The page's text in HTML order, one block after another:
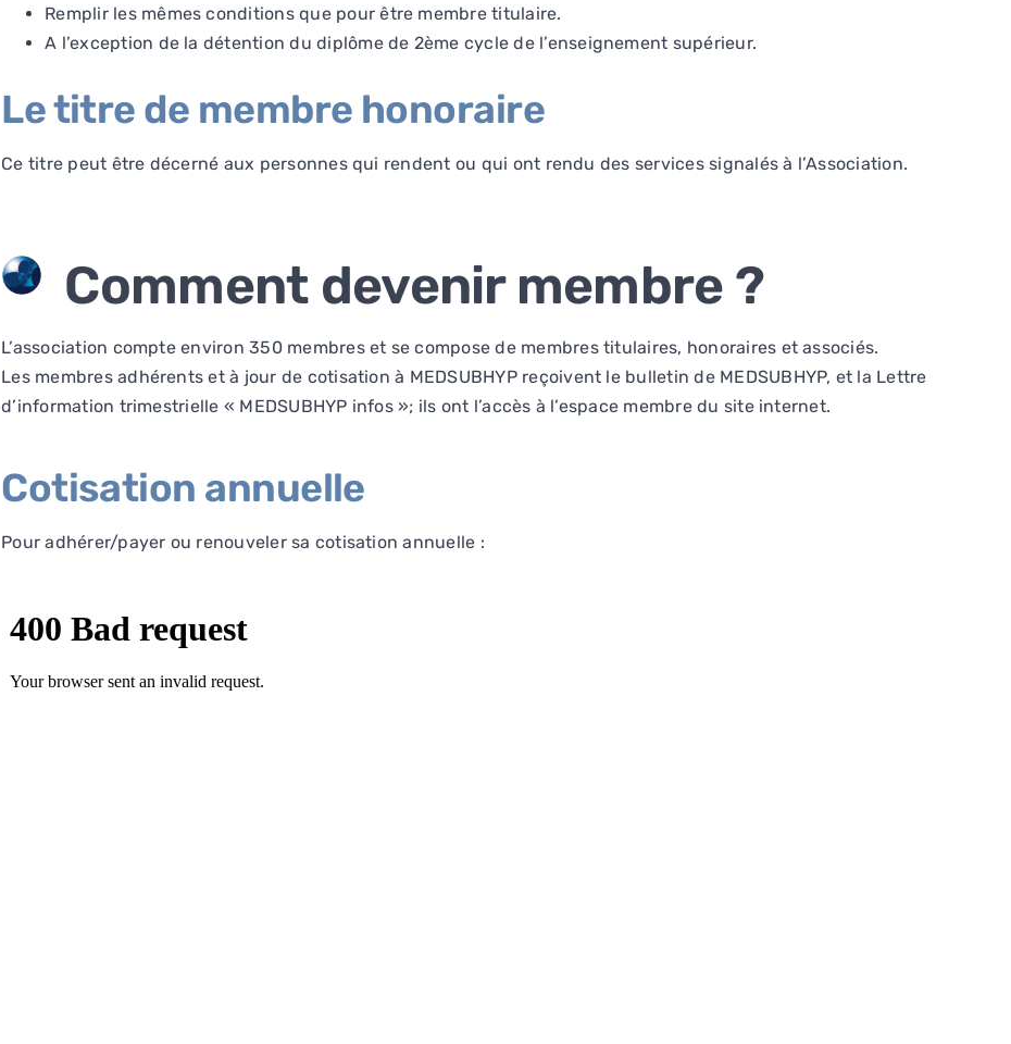
Remplir les mêmes conditions que pour être membre titulaire.
A l’exception de la détention du diplôme de 2ème cycle de l’enseignement supérieur.
Le titre de membre honoraire
Ce titre peut être décerné aux personnes qui rendent ou qui ont rendu des services signalés à l’Association.
Comment devenir membre ?
L’association compte environ 350 membres et se compose de membres titulaires, honoraires et associés.
Les membres adhérents et à jour de cotisation à MEDSUBHYP reçoivent le bulletin de MEDSUBHYP, et la Lettre
d’information trimestrielle « MEDSUBHYP infos »; ils ont l’accès à l’espace membre du site internet.
Cotisation annuelle
Pour adhérer/payer ou renouveler sa cotisation annuelle :